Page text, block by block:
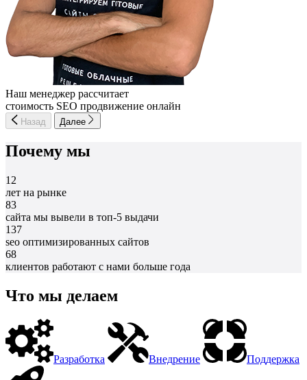
Наш менеджер рассчитает
стоимость SEO продвижение онлайн
Назад Далее
Почему мы
12
лет на рынке
83
сайта мы вывели в топ-5 выдачи
137
seo оптимизированных сайтов
68
клиентов работают с нами больше года
Что мы делаем
Разработка Внедрение Поддержка